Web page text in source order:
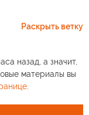
Раскрыть ветку
назад, а значит,
материалы вы
.